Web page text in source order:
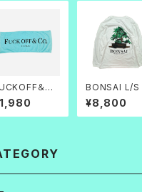
＆C
ェイスタオル
BONSAI L/S
¥8,800